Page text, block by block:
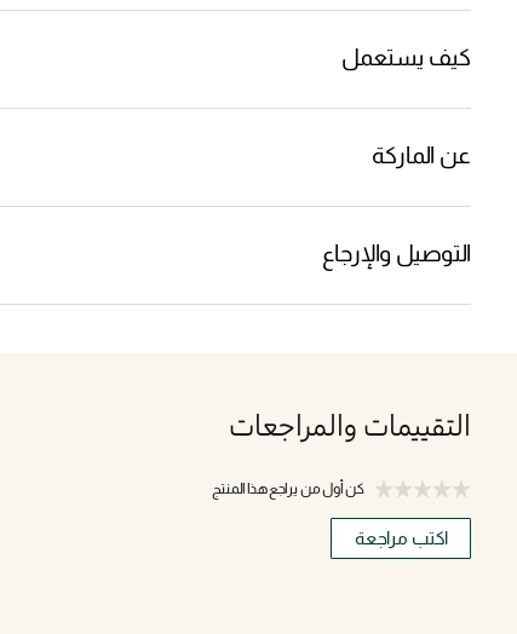
كيف يستعمل
عن الماركة
التوصيل والإرجاع
التقييمات والمراجعات
كن أول من يراجع هذا المنتج
اكتب مراجعة